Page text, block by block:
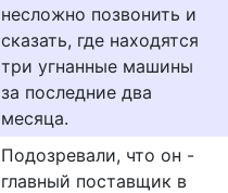
несложно позвонить и
сказать, где находятся
три угнанные машины
за последние два
месяца.
Подозревали, что он -
главный поставщик в